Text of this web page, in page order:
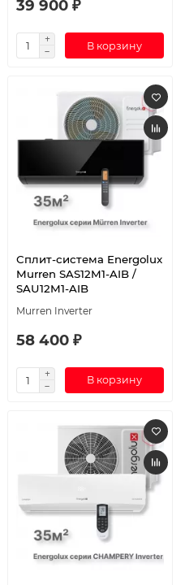
39 900 ₽
В корзину
Сплит-система Energolux
Murren SAS12M1-AIB /
SAU12M1-AIB
Murren Inverter
58 400 ₽
В корзину